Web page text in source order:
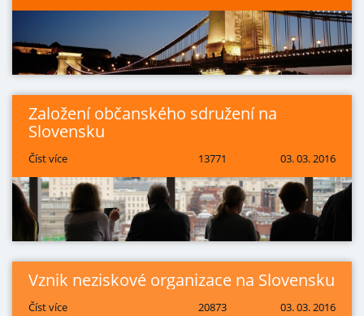
Založení občanského sdružení na
Slovensku
Číst více 13771 03. 03. 2016
Vznik neziskové organizace na Slovensku
Číst více 20873 03. 03. 2016